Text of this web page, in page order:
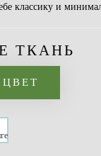
классику и
ТКАНЬ